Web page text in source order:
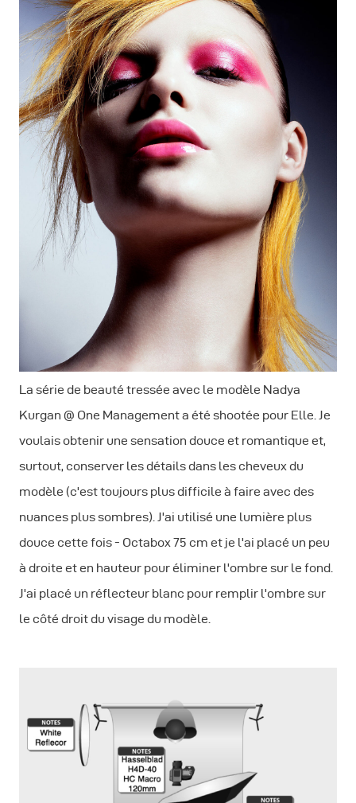
La série de beauté tressée avec le modèle Nadya
Kurgan @ One Management a été shootée pour Elle. Je
voulais obtenir une sensation douce et romantique et,
surtout, conserver les détails dans les cheveux du
modèle (c'est toujours plus difficile à faire avec des
nuances plus sombres). J'ai utilisé une lumière plus
douce cette fois - Octabox 75 cm et je l'ai placé un peu
à droite et en hauteur pour éliminer l'ombre sur le fond.
J'ai placé un réflecteur blanc pour remplir l'ombre sur
le côté droit du visage du modèle.